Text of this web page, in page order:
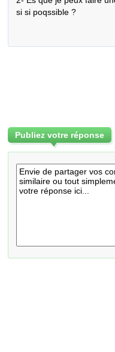
si si poqssible ?
Publiez votre réponse